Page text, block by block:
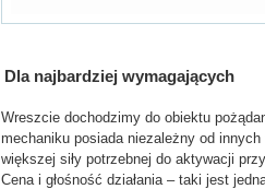
Dla najbardziej wymagających
Wreszcie dochodzimy do obiektu
mechaniku posiada niezależny od innych
większej siły potrzebnej do aktywacji
Cena i głośność działania – taki jest